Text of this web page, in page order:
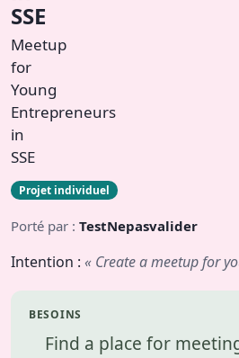
SSE
Meetup
for
Young
Entrepreneurs
in
SSE
Projet individuel
Porté par : TestNepasvalider
Intention : « Create a meetup for
BESOINS
Find a place for